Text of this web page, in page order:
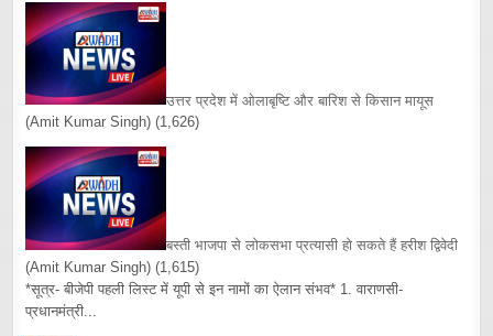
उत्तर प्रदेश में ओलाबृष्टि और बारिश से किसान मायूस
(Amit Kumar Singh) (1,626)
बस्ती भाजपा से लोकसभा प्रत्यासी हो सकते हैं हरीश द्विवेदी
(Amit Kumar Singh) (1,615)
*सूत्र- बीजेपी पहली लिस्ट में यूपी से इन नामों का ऐलान संभव* 1. वाराणसी-
प्रधानमंत्री...